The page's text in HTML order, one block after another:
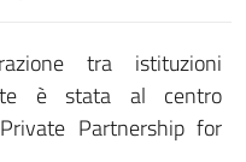
tra istituzioni
è stata al centro
Partnership for